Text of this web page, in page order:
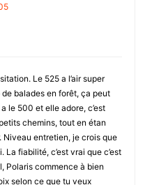
Le 525 a l’air super
balades en forêt, ça peut
le 500 et elle adore, c’est
chemins, tout en étan
Niveau entretien, je crois que
fiabilité, c’est vrai que c’est
Polaris commence à bien
selon ce que tu veux